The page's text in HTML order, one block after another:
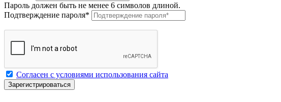
Пароль должен быть не менее 6 символов длиной.
Подтверждение пароля*
Согласен с условиями использования сайта